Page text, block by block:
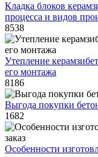
Кладка блоков
процесса и видов
8538
Утепление
его монтажа
8186
Выгода покупки
1682
Особенности